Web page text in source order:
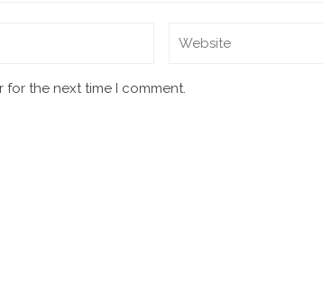
for the next time I comment.